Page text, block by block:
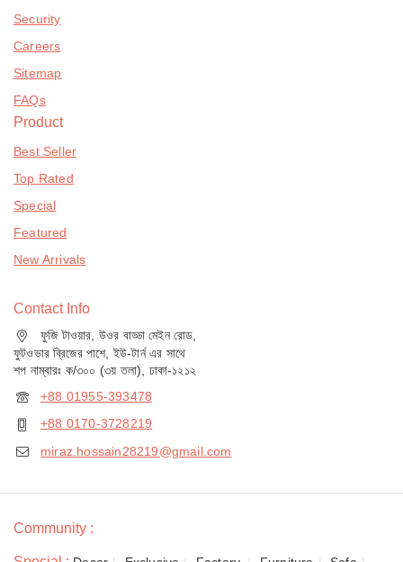
Security
Careers
Sitemap
FAQs
Product
Best Seller
Top Rated
Special
Featured
New Arrivals
Contact Info
ফুজি টাওয়ার, উওর বাড্ডা মেইন রোড,
ফুটওভার ব্রিজের পাশে, ইউ-টার্ন এর সাথে
শপ নাম্বারঃ ক/৩০০ (৩য় তলা), ঢাকা-১২১২
+88 01955-393478
+88 0170-3728219
miraz.hossain28219@gmail.com
Community :